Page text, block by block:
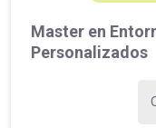
Master en
Personalizados